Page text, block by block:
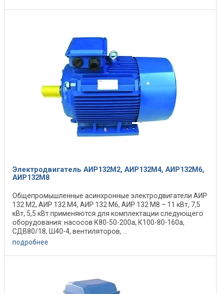
Электродвигатель АИР132М2, АИР132М4, АИР132М6,
АИР132М8
Общепромышленные асинхронные электродвигатели АИР
132 М2, АИР 132 М4, АИР 132 М6, АИР 132 М8 – 11 кВт, 7,5
кВт, 5,5 кВт применяются для комплектации следующего
оборудования: насосов К80-50-200а, К100-80-160а,
СДВ80/18, Ш40-4, вентиляторов, ...
подробнее